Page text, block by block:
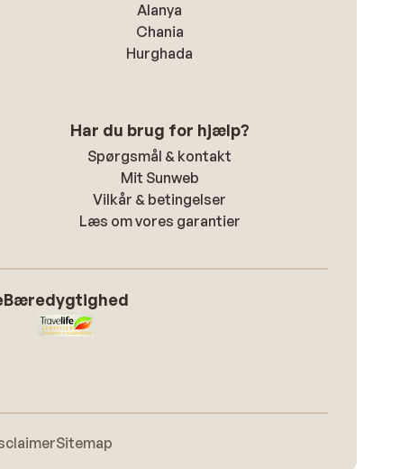
Alanya
Chania
Hurghada
Har du brug for hjælp?
Spørgsmål & kontakt
Mit Sunweb
Vilkår & betingelser
Læs om vores garantier
Bæredygtighed
Sitemap